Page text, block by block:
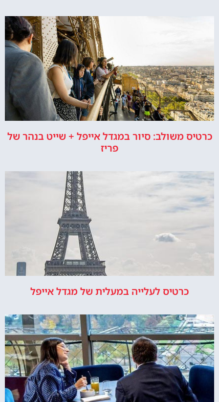
כרטיס משולב: סיור במגדל אייפל + שייט בנהר של
פריז
כרטיס לעלייה במעלית של מגדל אייפל